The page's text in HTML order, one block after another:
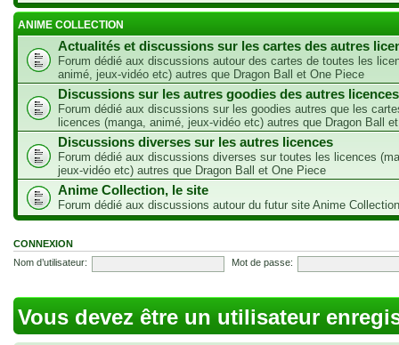
ANIME COLLECTION
Actualités et discussions sur les cartes des autres
Forum dédié aux discussions autour des cartes de toutes les
animé, jeux-vidéo etc) autres que Dragon Ball et One Piece
Discussions sur les autres goodies des autres licences
Forum dédié aux discussions sur les goodies autres que les
licences (manga, animé, jeux-vidéo etc) autres que Dragon Ball
Discussions diverses sur les autres licences
Forum dédié aux discussions diverses sur toutes les licences
jeux-vidéo etc) autres que Dragon Ball et One Piece
Anime Collection, le site
Forum dédié aux discussions autour du futur site Anime Collection
CONNEXION
Nom d’utilisateur:
Mot de passe:
Vous devez être un utilisateur